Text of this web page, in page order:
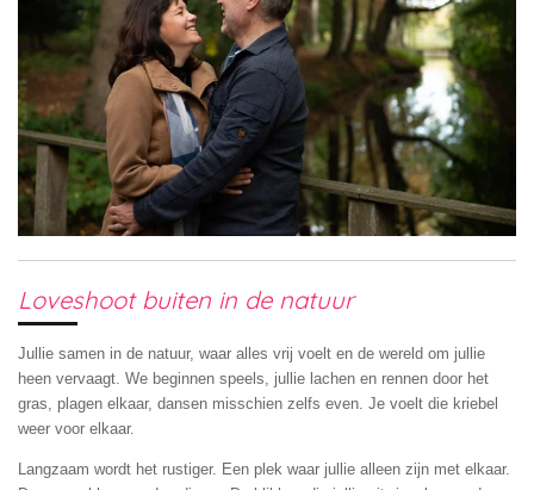
Loveshoot buiten in de natuur
Jullie samen in de natuur, waar alles vrij voelt en de wereld om jullie
heen vervaagt. We beginnen speels, jullie lachen en rennen door het
gras, plagen elkaar, dansen misschien zelfs even. Je voelt die kriebel
weer voor elkaar.
Langzaam wordt het rustiger. Een plek waar jullie alleen zijn met elkaar.